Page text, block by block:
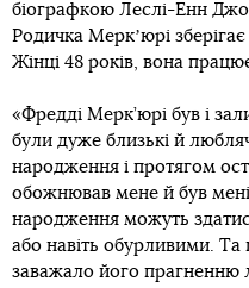
біографкою Леслі-Енн
Родичка Меркʼюрі
Жінці 48 років, вона
«Фредді Мерк’юрі був і
були дуже близькі й
народження і протягом
обожнював мене й був
народження можуть
або навіть обурливими.
заважало його прагненню